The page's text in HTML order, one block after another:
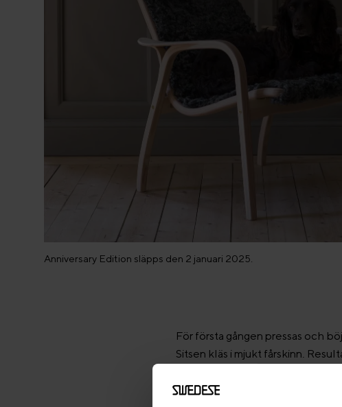
Anniversary Edition släpps den 2 januari 2025.
För första gången pressas och
Sitsen kläs i mjukt fårskinn.